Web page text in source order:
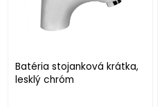
Batéria stojanková krátka,
lesklý chróm